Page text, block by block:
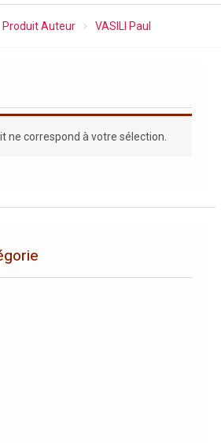
Produit Auteur VASILI Paul
ne correspond à votre sélection.